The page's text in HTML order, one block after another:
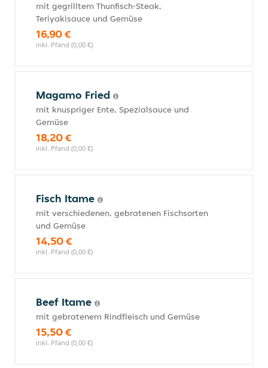
mit gegrilltem Thunfisch-Steak,
Teriyakisauce und Gemüse
16,90 €
inkl. Pfand (0,00 €)
Magamo Fried
mit knuspriger Ente, Spezialsauce und
Gemüse
18,20 €
inkl. Pfand (0,00 €)
Fisch Itame
mit verschiedenen, gebratenen Fischsorten
und Gemüse
14,50 €
inkl. Pfand (0,00 €)
Beef Itame
mit gebratenem Rindfleisch und Gemüse
15,50 €
inkl. Pfand (0,00 €)